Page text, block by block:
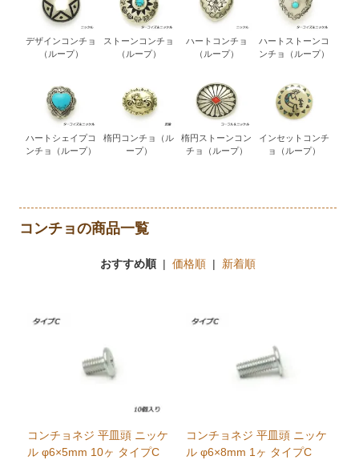
デザインコンチョ
（ループ）
ストーンコンチョ
（ループ）
ハートコンチョ
（ループ）
ハートストーンコ
ンチョ（ループ）
ハートシェイプコ
ンチョ（ループ）
楕円コンチョ（ル
ープ）
楕円ストーンコン
チョ（ループ）
インセットコンチ
ョ（ループ）
コンチョの商品一覧
おすすめ順| 価格順| 新着順
コンチョネジ 平皿頭 ニッケ
ル φ6×5mm 10ヶ タイプC
コンチョネジ 平皿頭 ニッケ
ル φ6×8mm 1ヶ タイプC